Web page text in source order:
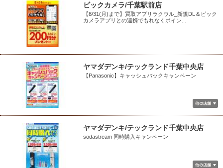
ビックカメラ/千葉駅前店
【8/31(月)まで】買取アプリラクウル_新規DL＆ビック
カメラアプリとの連携でもれなくポイン...
ヤマダデンキ/テックランド千葉中央店
【Panasonic】キャッシュバックキャンペーン
ヤマダデンキ/テックランド千葉中央店
sodastream 同時購入キャンペーン